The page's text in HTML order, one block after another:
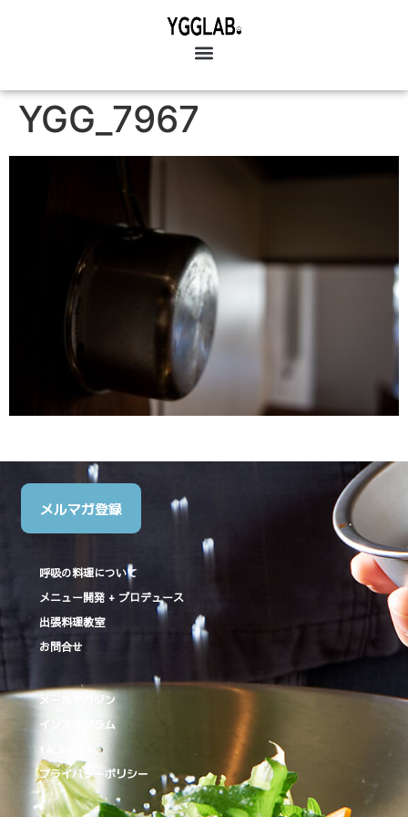
YGG_7967
メルマガ登録
呼吸の料理について
メニュー開発 + プロデュース
出張料理教室
お問合せ
メールマガジン
インスタグラム
facebook
プライバシーポリシー